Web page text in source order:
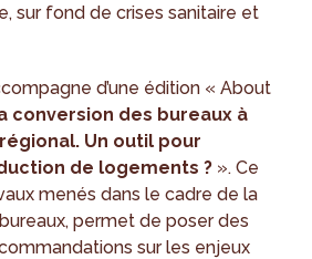
sur fond de crises sanitaire et
d’une édition « About
conversion des bureaux à
Un outil pour
de logements ? ». Ce
menés dans le cadre de la
permet de poser des
sur les enjeux